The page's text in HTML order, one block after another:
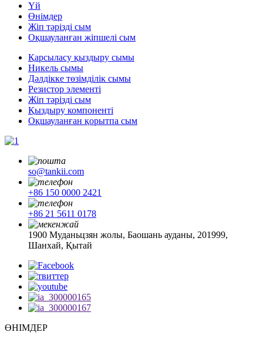
Үй
Өнімдер
Жіп тәрізді сым
Оқшауланған жіпшелі сым
Қарсыласу қыздыру сымы
Никель сымы
Дәлдікке төзімділік сымы
Резистор элементі
Жіп тәрізді сым
Қыздыру компоненті
Оқшауланған қорытпа сым
so@tankii.com
+86 150 0000 2421
+86 21 5611 0178
1900 Муданьцзян жолы, Баошань ауданы, 201999,
Шанхай, Қытай
ӨНІМДЕР